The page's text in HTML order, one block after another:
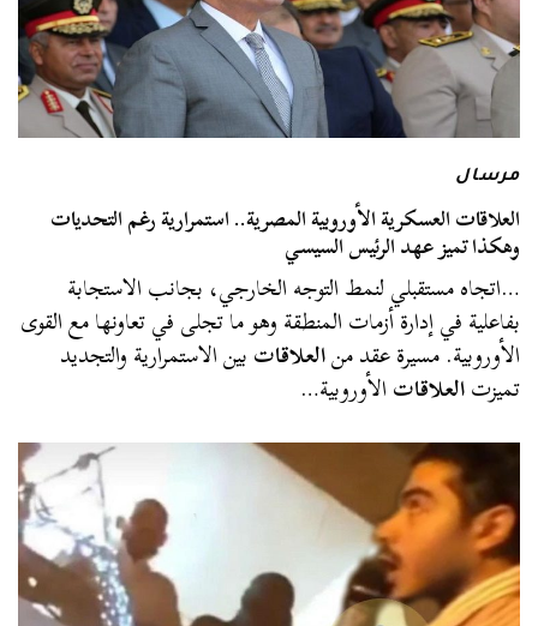
مرسال
العلاقات العسكرية الأوروبية المصرية.. استمرارية رغم التحديات
وهكذا تميز عهد الرئيس السيسي
…اتجاه مستقبلي لنمط التوجه الخارجي، بجانب الاستجابة
بفاعلية في إدارة أزمات المنطقة وهو ما تجلى في تعاونها مع القوى
الأوروبية. مسيرة عقد منالعلاقاتبين الاستمرارية والتجديد
تميزتالعلاقاتالأوروبية…